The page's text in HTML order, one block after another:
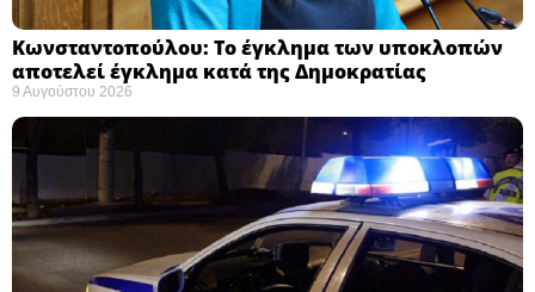
Κωνσταντοπούλου: Το έγκλημα των υποκλοπών
αποτελεί έγκλημα κατά της Δημοκρατίας ​
9 Αυγούστου 2026